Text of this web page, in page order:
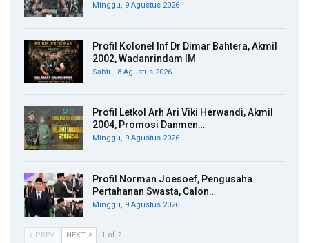
Minggu, 9 Agustus 2026
Profil Kolonel Inf Dr Dimar Bahtera, Akmil
2002, Wadanrindam IM
Sabtu, 8 Agustus 2026
Profil Letkol Arh Ari Viki Herwandi, Akmil
2004, Promosi Danmen…
Minggu, 9 Agustus 2026
Profil Norman Joesoef, Pengusaha
Pertahanan Swasta, Calon…
Minggu, 9 Agustus 2026
PREV NEXT 1 of 2